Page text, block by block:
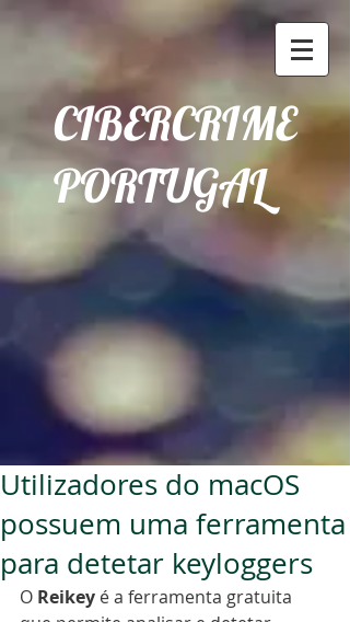
CIBERCRIME
PORTUGAL
Utilizadores do macOS
possuem uma ferramenta
para detetar keyloggers
O Reikey é a ferramenta gratuita